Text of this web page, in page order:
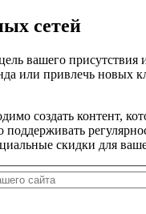
сетей
вашего
или привлечь новых
создать контент,
скидки для